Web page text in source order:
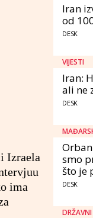
Izraela
ima
Iran
od
DESK
VIJESTI
Iran:
ali ne
DESK
smo
što je
DESK
DRŽAVNI